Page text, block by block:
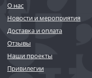
О нас
Новости и мероприятия
Доставка и оплата
Отзывы
Наши проекты
Привилегии